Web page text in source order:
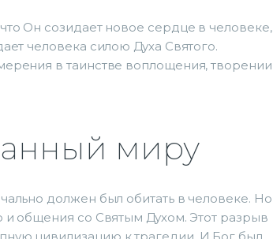
Он созидает новое сердце в человеке,
человека силою Духа Святого.
в таинстве воплощения, творении
миру
должен был обитать в человеке. Но
общения со Святым Духом. Этот разрыв
цивилизацию к трагедии. И Бог был